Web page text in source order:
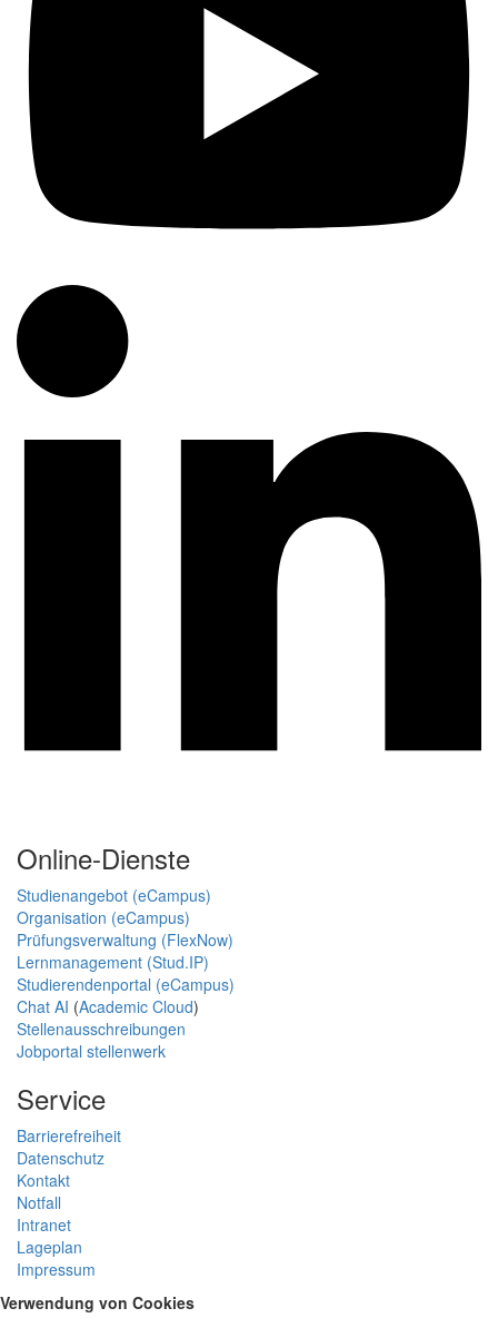
Online-Dienste
Studienangebot (eCampus)
Organisation (eCampus)
Prüfungsverwaltung (FlexNow)
Lernmanagement (Stud.IP)
Studierendenportal (eCampus)
Chat AI (Academic Cloud)
Stellenausschreibungen
Jobportal stellenwerk
Service
Barrierefreiheit
Datenschutz
Kontakt
Notfall
Intranet
Lageplan
Impressum
Verwendung von Cookies